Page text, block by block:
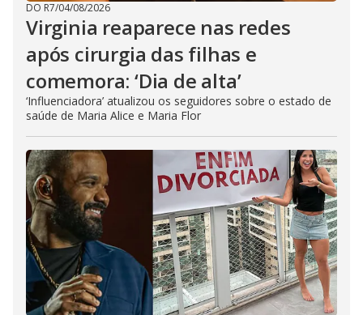
DO R7/04/08/2026
Virginia reaparece nas redes
após cirurgia das filhas e
comemora: ‘Dia de alta’
‘Influenciadora’ atualizou os seguidores sobre o estado de
saúde de Maria Alice e Maria Flor